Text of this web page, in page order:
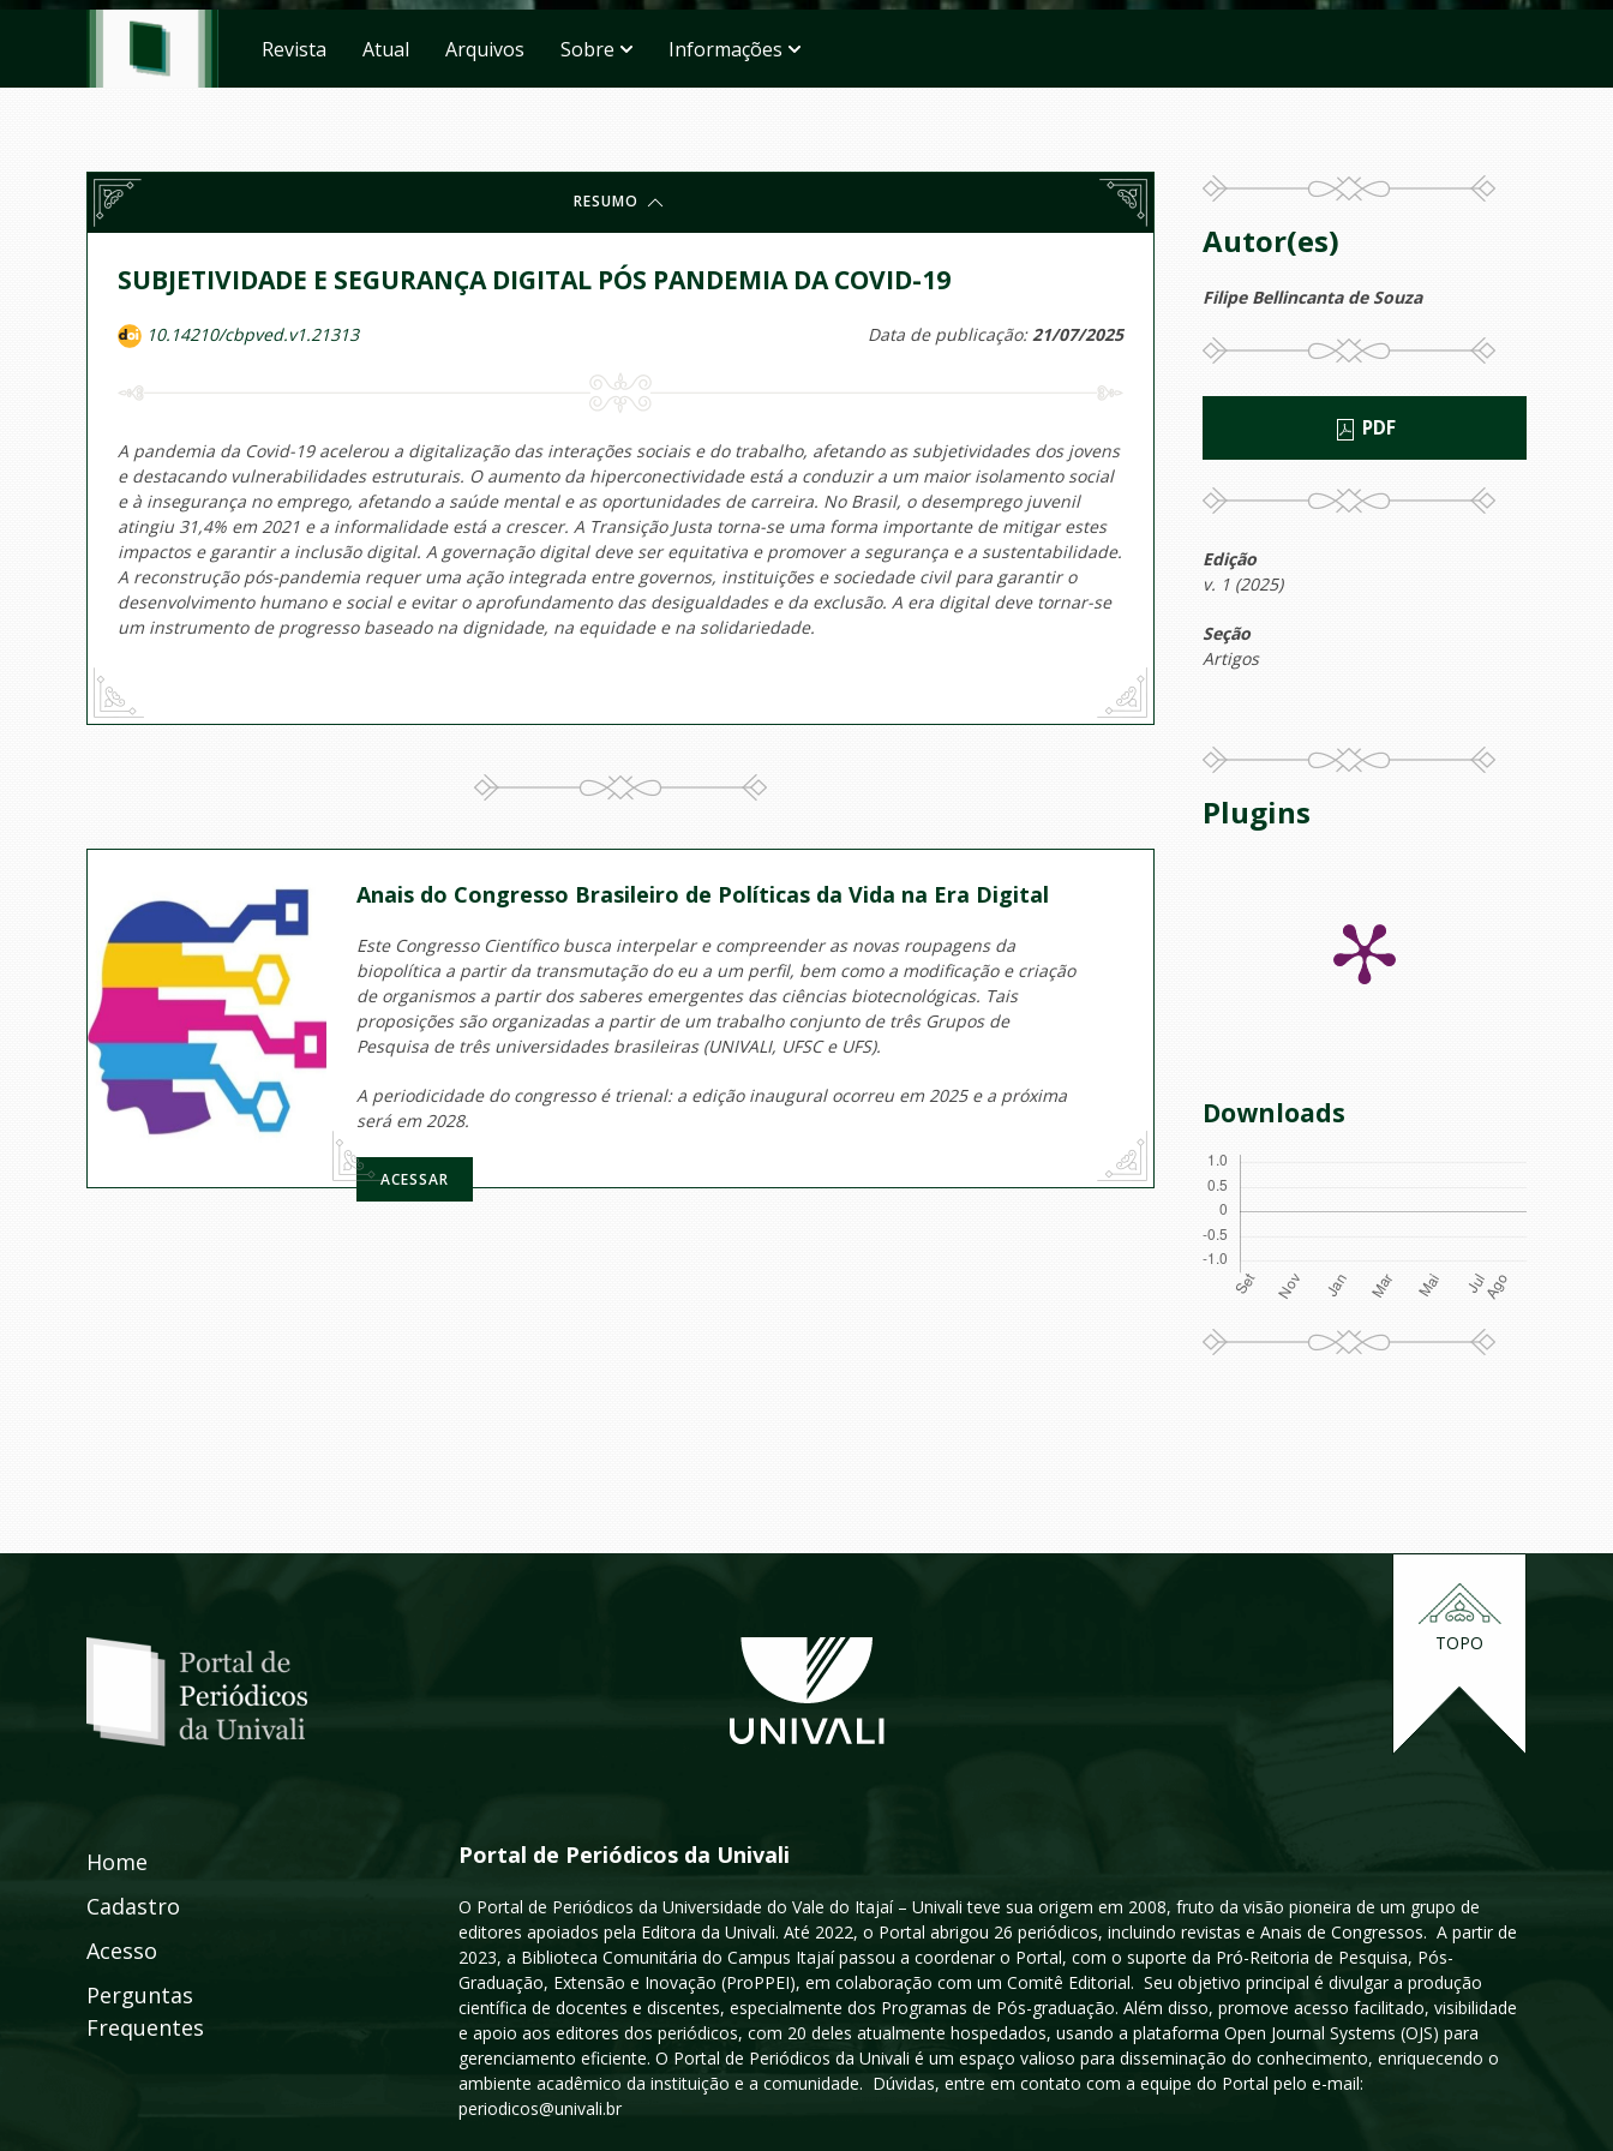
Revista Atual Arquivos Sobre Informações
RESUMO
SUBJETIVIDADE E SEGURANÇA DIGITAL PÓS PANDEMIA DA COVID-19
10.14210/cbpved.v1.21313 Data de publicação:21/07/2025
A pandemia da Covid-19 acelerou a digitalização das interações sociais e do trabalho, afetando as subjetividades dos jovens
e destacando vulnerabilidades estruturais. O aumento da hiperconectividade está a conduzir a um maior isolamento social
e à insegurança no emprego, afetando a saúde mental e as oportunidades de carreira. No Brasil, o desemprego juvenil
atingiu 31,4% em 2021 e a informalidade está a crescer. A Transição Justa torna-se uma forma importante de mitigar estes
impactos e garantir a inclusão digital. A governação digital deve ser equitativa e promover a segurança e a sustentabilidade.
A reconstrução pós-pandemia requer uma ação integrada entre governos, instituições e sociedade civil para garantir o
desenvolvimento humano e social e evitar o aprofundamento das desigualdades e da exclusão. A era digital deve tornar-se
um instrumento de progresso baseado na dignidade, na equidade e na solidariedade.
Anais do Congresso Brasileiro de Políticas da Vida na Era Digital
Este Congresso Científico busca interpelar e compreender as novas roupagens da
biopolítica a partir da transmutação do eu a um perfil, bem como a modificação e criação
de organismos a partir dos saberes emergentes das ciências biotecnológicas. Tais
proposições são organizadas a partir de um trabalho conjunto de três Grupos de
Pesquisa de três universidades brasileiras (UNIVALI, UFSC e UFS).
A periodicidade do congresso é trienal: a edição inaugural ocorreu em 2025 e a próxima
será em 2028.
ACESSAR
Autor(es)
Filipe Bellincanta de Souza
PDF
Edição
v. 1 (2025)
Seção
Artigos
Plugins
Downloads
TOPO
Home
Cadastro
Acesso
Perguntas
Frequentes
Portal de Periódicos da Univali
O Portal de Periódicos da Universidade do Vale do Itajaí – Univali teve sua origem em 2008, fruto da visão pioneira de um grupo de
editores apoiados pela Editora da Univali. Até 2022, o Portal abrigou 26 periódicos, incluindo revistas e Anais de Congressos. A partir de
2023, a Biblioteca Comunitária do Campus Itajaí passou a coordenar o Portal, com o suporte da Pró-Reitoria de Pesquisa, Pós-
Graduação, Extensão e Inovação (ProPPEI), em colaboração com um Comitê Editorial. Seu objetivo principal é divulgar a produção
científica de docentes e discentes, especialmente dos Programas de Pós-graduação. Além disso, promove acesso facilitado, visibilidade
e apoio aos editores dos periódicos, com 20 deles atualmente hospedados, usando a plataforma Open Journal Systems (OJS) para
gerenciamento eficiente. O Portal de Periódicos da Univali é um espaço valioso para disseminação do conhecimento, enriquecendo o
ambiente acadêmico da instituição e a comunidade. Dúvidas, entre em contato com a equipe do Portal pelo e-mail:
periodicos@univali.br